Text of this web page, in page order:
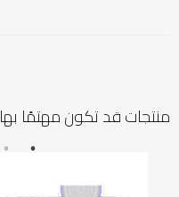
منتجات قد تكون مهتمًا بها